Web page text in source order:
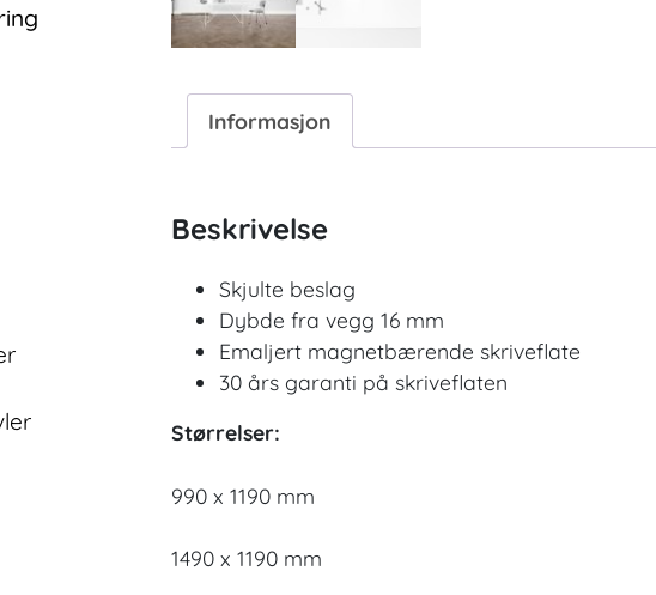
Informasjon
Beskrivelse
Skjulte beslag
Dybde fra vegg 16 mm
Emaljert magnetbærende skriveflate
30 års garanti på skriveflaten
Størrelser:
990 x 1190 mm
1490 x 1190 mm